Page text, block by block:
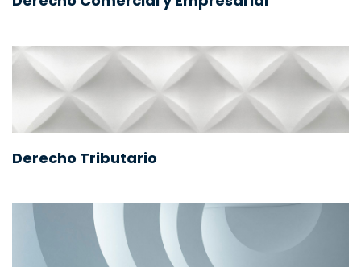
Derecho Tributario